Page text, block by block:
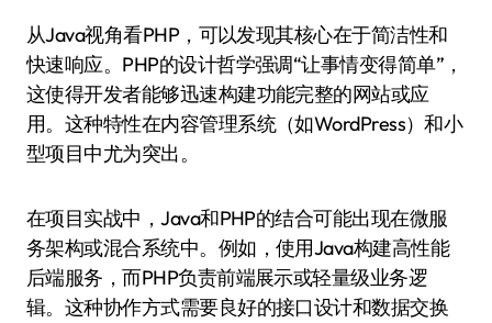
从Java视角看PHP，可以发现其核心在于简洁性和
快速响应。PHP的设计哲学强调“让事情变得简单”，
这使得开发者能够迅速构建功能完整的网站或应
用。这种特性在内容管理系统（如WordPress）和小
型项目中尤为突出。
在项目实战中，Java和PHP的结合可能出现在微服
务架构或混合系统中。例如，使用Java构建高性能
后端服务，而PHP负责前端展示或轻量级业务逻
辑。这种协作方式需要良好的接口设计和数据交换